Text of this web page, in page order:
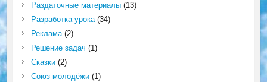
Раздаточные материалы(13)
Разработка урока(34)
Реклама(2)
Решение задач (1)
Сказки(2)
Союз молодёжи(1)